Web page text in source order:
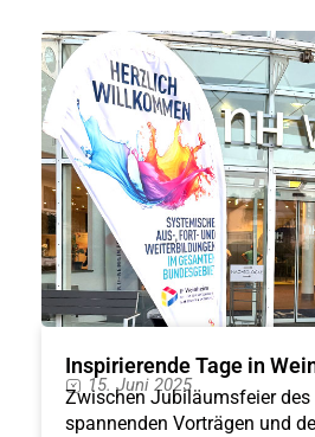
Inspirierende Tage in
15. Juni 2025
Zwischen Jubiläumsfeier des
spannenden Vorträgen und